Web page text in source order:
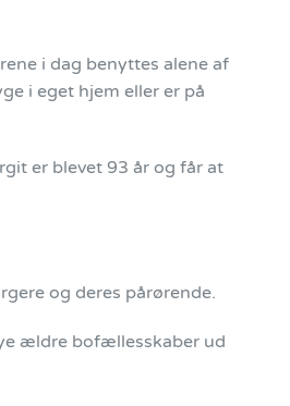
i dag benyttes alene af
i eget hjem eller er på
er blevet 93 år og får at
og deres pårørende.
ældre bofællesskaber ud